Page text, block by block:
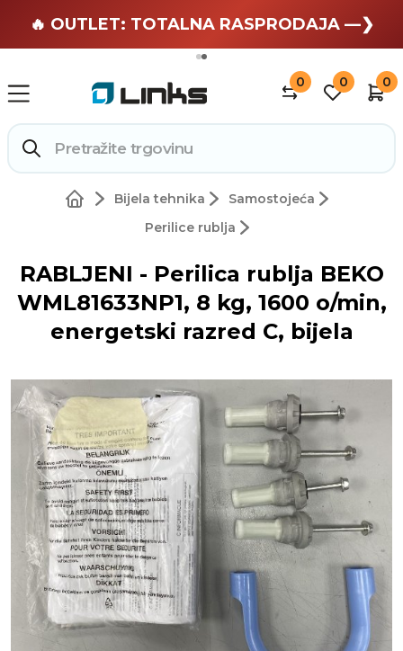
🏄 Zaslužuješ odmor —❯
🔥 OUTLET: TOTALNA RASPRODAJA —❯
0 0 0
Bijela tehnika
Samostojeća
Perilice rublja
RABLJENI - Perilica rublja BEKO
WML81633NP1, 8 kg, 1600 o/min,
energetski razred C, bijela